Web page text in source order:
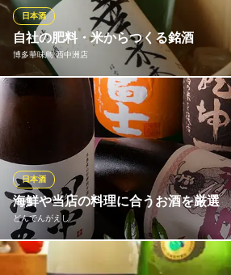
がでしょうか。料理に合った銘柄もご案内
全席個室 せせらぎを聴きながら 西中
上質な大人の隠れ家
地下鉄七隈線（3号線）天神南駅 徒歩6分
福岡県福岡市中央区西中洲1-3 ニューガイアビルデ
自社の肥料・米からつくる銘酒
博多華味鳥 西中洲店
日本酒
鶏舎から出る華味鳥の鶏糞を発酵させた
い、酒米「華の米」と芋焼酎の原料である
作られる自社のお酒。自社米を使用した日
きに合う様にとカラッとした飲みやすい
い。華味鳥のあふれる旨味をしっかりと
みください。
博多華味鳥 西中洲店
水たき料亭で博多を満喫
西鉄天神大牟田線西鉄福岡（天神）駅 徒
海鮮や当店の料理に合うお酒を厳選
どんでんがえし
日本酒
厳選して仕入れる日本酒は約12種類、焼